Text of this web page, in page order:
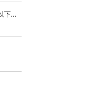
ハワイパッケージ！ 第４弾！ $574～！ しかも１２歳以下の子供は無料